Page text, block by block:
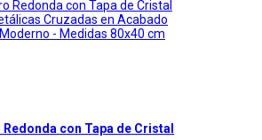
con Tapa de Cristal